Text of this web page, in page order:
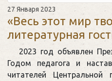
27 Января 2023
«Весь этот мир
литературная
2023 год объявлен
Годом педагога и
читателей Центральной